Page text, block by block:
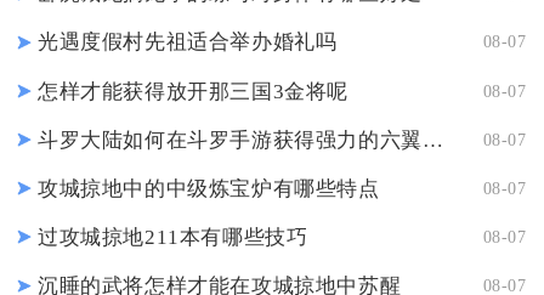
光遇度假村先祖适合举办婚礼吗 08-07
怎样才能获得放开那三国3金将呢 08-07
斗罗大陆如何在斗罗手游获得强力的六翼天使 08-07
攻城掠地中的中级炼宝炉有哪些特点 08-07
过攻城掠地211本有哪些技巧 08-07
沉睡的武将怎样才能在攻城掠地中苏醒 08-07